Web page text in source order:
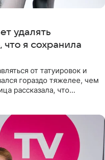
удалять
что я сохранила
от татуировок и
гораздо тяжелее, чем
рассказала, что